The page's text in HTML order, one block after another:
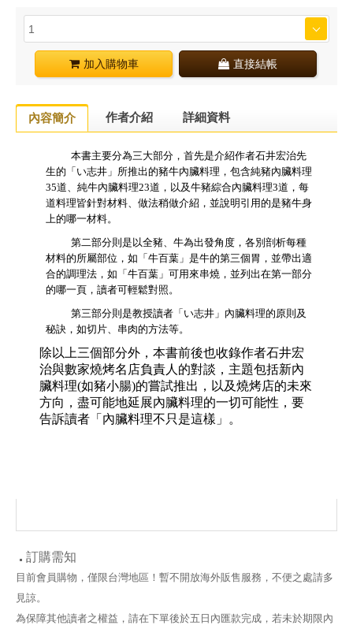
加入購物車 直接結帳
內容簡介 作者介紹 詳細資料
本書主要分為三大部分，首先是介紹作者石井宏治先
生的 「 い志井 」所推出的豬牛內臟料理，包含純豬內臟料理
35道、純牛內臟料理23道，以及牛豬綜合內臟料理3道，每
道料理皆針對材料、做法稍做介紹，並說明引用的是豬牛身
上的哪一材料。
第二部分則是以全豬、牛為出發角度，各別剖析每種
材料的所屬部位，如「 牛百葉 」是牛的第三個胃，並帶出適
合的調理法，如「 牛百葉 」可用來串燒，並列出在第一部分
的哪一頁，讀者可輕鬆對照。
第三部分則是教授讀者「い志井」內臟料理的原則及
秘訣，如切片、串肉的方法等。
除以上三個部分外，本書前後也收錄作者石井宏
治與數家燒烤名店負責人的對談，主題包括新內
臟料理(如豬小腸)的嘗試推出，以及燒烤店的未來
方向，盡可能地延展內臟料理的一切可能性，要
告訴讀者「內臟料理不只是這樣」。
訂購需知
目前會員購物，僅限台灣地區！暫不開放海外販售服務，不便之處請多
見諒。
為保障其他讀者之權益，請在下單後於五日內匯款完成，若未於期限內